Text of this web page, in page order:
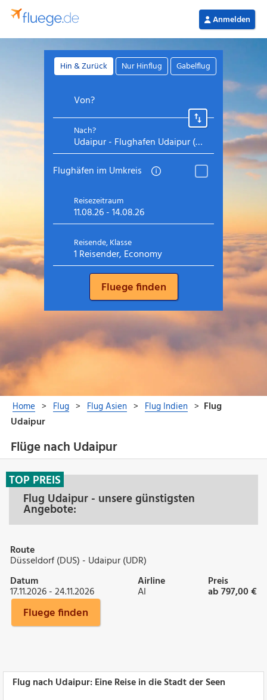
Flüge nach Udaipur
Flug Udaipur - unsere günstigsten
Angebote:
TOP PREIS
Route
Düsseldorf (DUS) - Udaipur (UDR)
Datum
17.11.2026 - 24.11.2026
Airline
AI
Preis
ab 797,00 €
Fluege finden
Flug nach Udaipur: Eine Reise in die Stadt der Seen